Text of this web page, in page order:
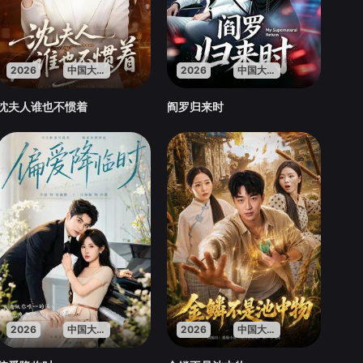
2026 中国大陆
夫人谁也不惯着
2026 中国大陆
阎罗归来时
2026 中国大陆 2026 中国大陆